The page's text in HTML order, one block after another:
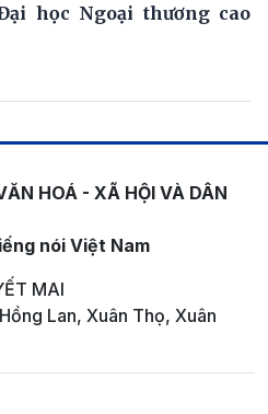
học Ngoại thương cao
HOÁ - XÃ HỘI VÀ DÂN
nói Việt Nam
MAI
Lan, Xuân Thọ, Xuân